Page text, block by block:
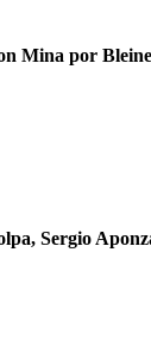
Mina por
Sergio